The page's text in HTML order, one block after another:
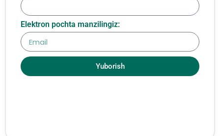
Elektron pochta manzilingiz:
Yuborish